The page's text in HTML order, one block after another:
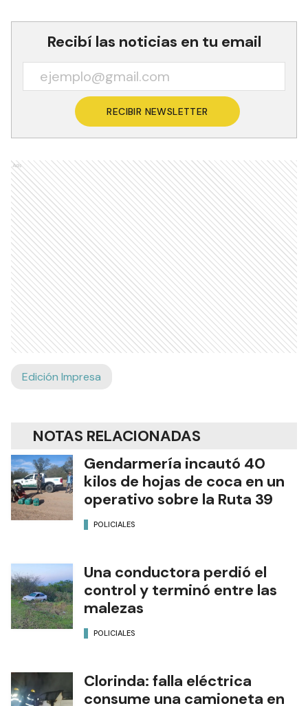
Recibí las noticias en tu email
RECIBIR NEWSLETTER
Ads
Edición Impresa
NOTAS RELACIONADAS
Gendarmería incautó 40
kilos de hojas de coca en un
operativo sobre la Ruta 39
POLICIALES
Una conductora perdió el
control y terminó entre las
malezas
POLICIALES
Clorinda: falla eléctrica
consume una camioneta en